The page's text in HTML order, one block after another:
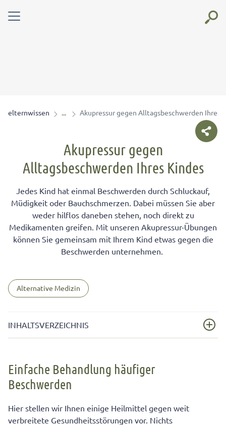
elternwissen Akupressur gegen Alltagsbeschwerden Ihres
Akupressur gegen
Alltagsbeschwerden Ihres Kindes
Jedes Kind hat einmal Beschwerden durch Schluckauf,
Müdigkeit oder Bauchschmerzen. Dabei müssen Sie aber
weder hilflos daneben stehen, noch direkt zu
Medikamenten greifen. Mit unseren Akupressur-Übungen
können Sie gemeinsam mit Ihrem Kind etwas gegen die
Beschwerden unternehmen.
Alternative Medizin
INHALTSVERZEICHNIS
Verblüffend einfach: Beheben Sie diese 11
Beschwerden mit Ihren eigenen „Bordmitteln“
Einfache Behandlung häufiger
Beschwerden
Hier stellen wir Ihnen einige Heilmittel gegen weit
verbreitete Gesundheitsstörungen vor. Nichts